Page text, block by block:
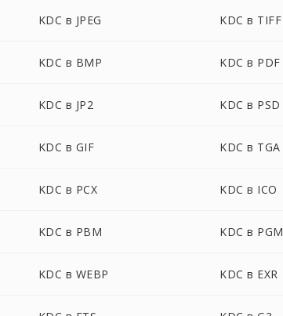
KDC в JPEG KDC в TIFF
KDC в BMP KDC в PDF
KDC в JP2 KDC в PSD
KDC в GIF KDC в TGA
KDC в PCX KDC в ICO
KDC в PBM KDC в PGM
KDC в WEBP KDC в EXR